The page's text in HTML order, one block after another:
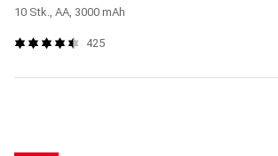
10 Stk., AA, 3000 mAh
425